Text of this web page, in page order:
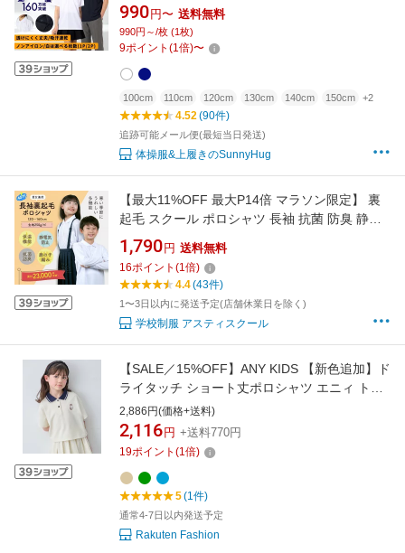
ツ 小学生 中学生 高校生 通学 100~170 S M L
LL 透けにくく丈夫 吸汗速乾 洗濯や摩擦に強い
毛玉防止 チクチクしない印字タグ 白は胸ポケ
990 円〜 送料無料
990円～/枚 (1枚)
9ポイント (1倍)〜
100cm 110cm 120cm 130cm 140cm 150cm +2
4.52(90件)
追跡可能メール便(最短当日発送)
体操服&上履きのSunnyHug
【最大11%OFF 最大P14倍 マラソン限定】 裏
起毛 スクール ポロシャツ 長袖 抗菌 防臭 静電
防止 ポロシャツ 白 小学生 子供 制服 120 130
140 150 160 中学生 学童 キッズ
1,790 円 送料無料
16ポイント (1倍)
4.4(43件)
1〜3日以内に発送予定(店舗休業日を除く)
学校制服 アスティスクール
【SALE／15%OFF】ANY KIDS 【新色追加】ド
ライタッチ ショート丈ポロシャツ エニィ トッ
プス ポロシャツ ブルー ベージュ グリーン
2,886円(価格+送料)
2,116 円 +送料770円
19ポイント (1倍)
5(1件)
通常4-7日以内発送予定
Rakuten Fashion